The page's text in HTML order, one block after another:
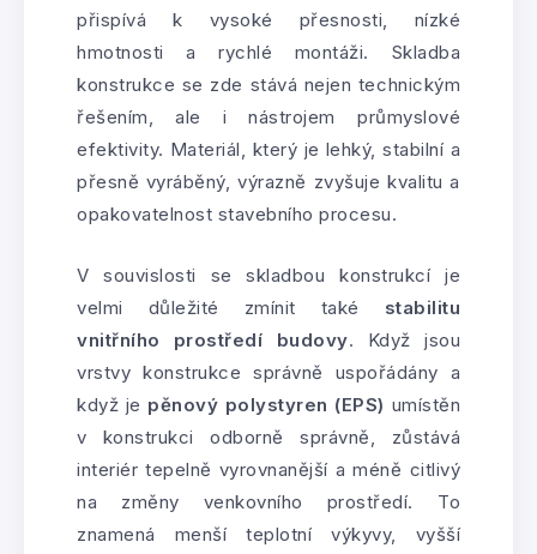
přispívá k vysoké přesnosti, nízké
hmotnosti a rychlé montáži. Skladba
konstrukce se zde stává nejen technickým
řešením, ale i nástrojem průmyslové
efektivity. Materiál, který je lehký, stabilní a
přesně vyráběný, výrazně zvyšuje kvalitu a
opakovatelnost stavebního procesu.
V souvislosti se skladbou konstrukcí je
velmi důležité zmínit také stabilitu
vnitřního prostředí budovy. Když jsou
vrstvy konstrukce správně uspořádány a
když je pěnový polystyren (EPS) umístěn
v konstrukci odborně správně, zůstává
interiér tepelně vyrovnanější a méně citlivý
na změny venkovního prostředí. To
znamená menší teplotní výkyvy, vyšší